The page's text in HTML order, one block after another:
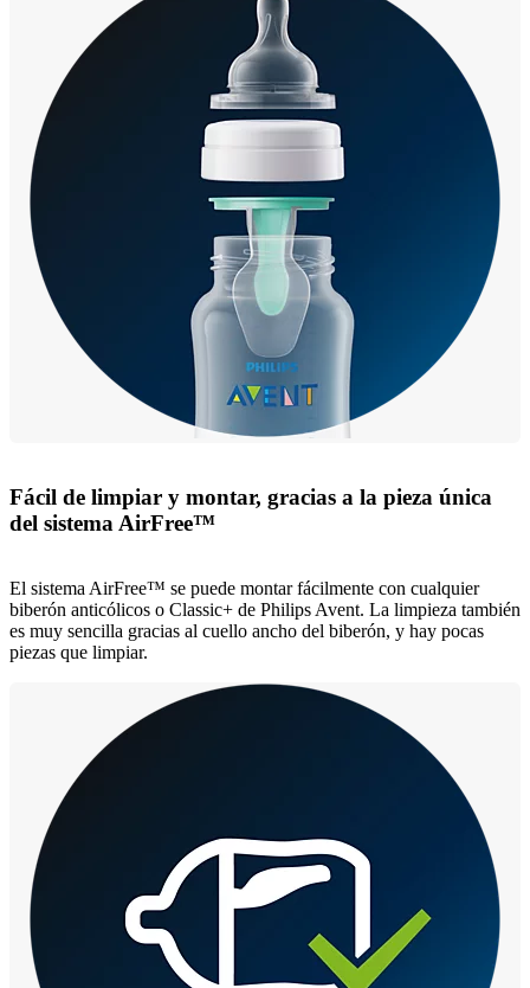
Fácil de limpiar y montar, gracias a la pieza única
del sistema AirFree™
El sistema AirFree™ se puede montar fácilmente con cualquier
biberón anticólicos o Classic+ de Philips Avent. La limpieza también
es muy sencilla gracias al cuello ancho del biberón, y hay pocas
piezas que limpiar.